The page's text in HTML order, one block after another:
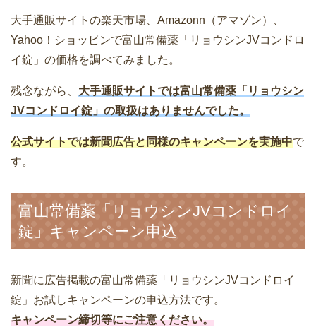
大手通販サイトの楽天市場、Amazonn（アマゾン）、
Yahoo！ショッピンで富山常備薬「リョウシンJVコンドロ
イ錠」の価格を調べてみました。
残念ながら、 大手通販サイトでは富山常備薬「リョウシン
JVコンドロイ錠」の取扱はありませんでした。
公式サイトでは新聞広告と同様のキャンペーンを実施中で
す。
富山常備薬「リョウシンJVコンドロイ
錠」キャンペーン申込
新聞に広告掲載の富山常備薬「リョウシンJVコンドロイ
錠」お試しキャンペーンの申込方法です。
キャンペーン締切等にご注意ください。